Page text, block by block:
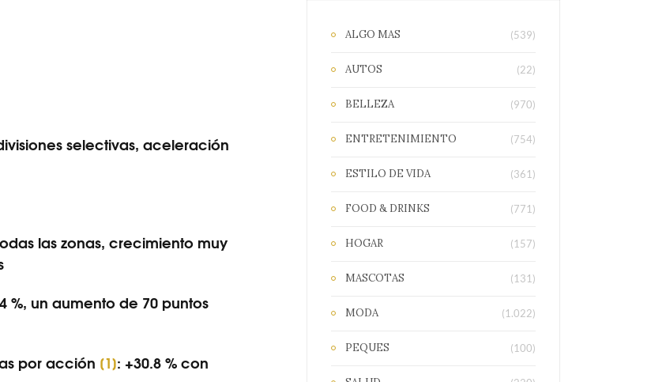
selectivas, aceleración
las zonas, crecimiento muy
un aumento de 70 puntos
por acción [1]: +30.8 % con
ALGO MAS (539)
AUTOS (22)
BELLEZA (970)
ENTRETENIMIENTO (754)
ESTILO DE VIDA (361)
FOOD & DRINKS (771)
HOGAR (157)
MASCOTAS (131)
MODA (1.022)
PEQUES (100)